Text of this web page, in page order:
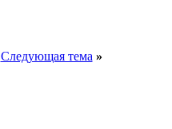
Следующая тема »